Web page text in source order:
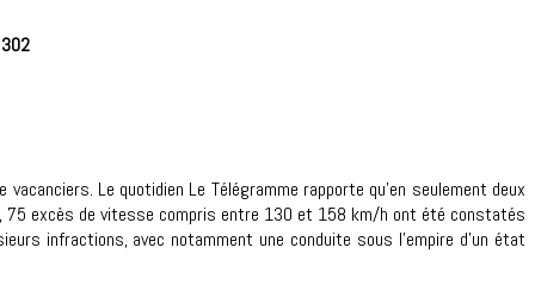
302
Le quotidien Le Télégramme rapporte qu’en seulement deux
75 excès de vitesse compris entre 130 et 158 km/h ont été constatés
infractions, avec notamment une conduite sous l’empire d’un état